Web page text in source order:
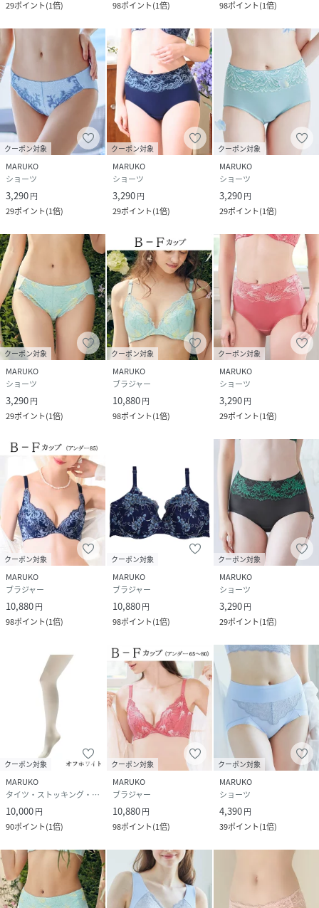
29ポイント(1倍) 98ポイント(1倍) 98ポイント(1倍)
クーポン対象
MARUKO
ショーツ
3,290円
29ポイント(1倍)
クーポン対象
MARUKO
ショーツ
3,290円
29ポイント(1倍)
クーポン対象
MARUKO
ショーツ
3,290円
29ポイント(1倍)
クーポン対象
MARUKO
ショーツ
3,290円
29ポイント(1倍)
クーポン対象
MARUKO
ブラジャー
10,880円
98ポイント(1倍)
クーポン対象
MARUKO
ショーツ
3,290円
29ポイント(1倍)
クーポン対象
MARUKO
ブラジャー
10,880円
98ポイント(1倍)
クーポン対象
MARUKO
ブラジャー
10,880円
98ポイント(1倍)
クーポン対象
MARUKO
ショーツ
3,290円
29ポイント(1倍)
クーポン対象
MARUKO
タイツ・ストッキング・パンスト
10,000円
90ポイント(1倍)
クーポン対象
MARUKO
ブラジャー
10,880円
98ポイント(1倍)
クーポン対象
MARUKO
ショーツ
4,390円
39ポイント(1倍)